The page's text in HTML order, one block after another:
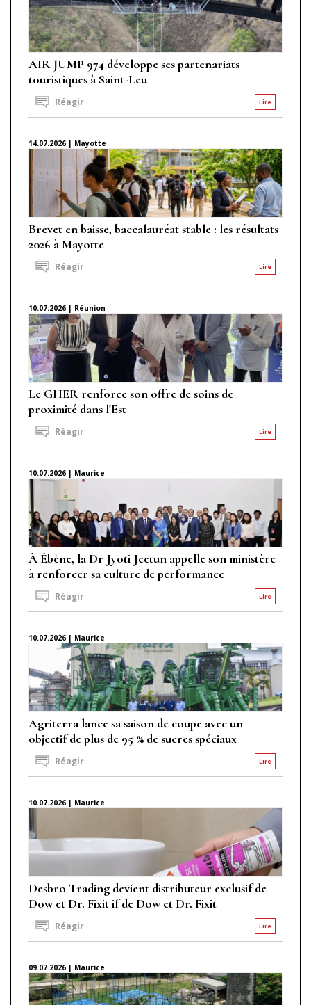
AIR JUMP 974 développe ses partenariats
touristiques à Saint-Leu
Lire
Réagir
14.07.2026 | Mayotte
Brevet en baisse, baccalauréat stable : les résultats
2026 à Mayotte
Lire
Réagir
10.07.2026 | Réunion
Le GHER renforce son offre de soins de
proximité dans l'Est
Lire
Réagir
10.07.2026 | Maurice
À Ébène, la Dr Jyoti Jeetun appelle son ministère
à renforcer sa culture de performance
Lire
Réagir
10.07.2026 | Maurice
Agriterra lance sa saison de coupe avec un
objectif de plus de 95 % de sucres spéciaux
Lire
Réagir
10.07.2026 | Maurice
Desbro Trading devient distributeur exclusif de
Dow et Dr. Fixit if de Dow et Dr. Fixit
Lire
Réagir
09.07.2026 | Maurice